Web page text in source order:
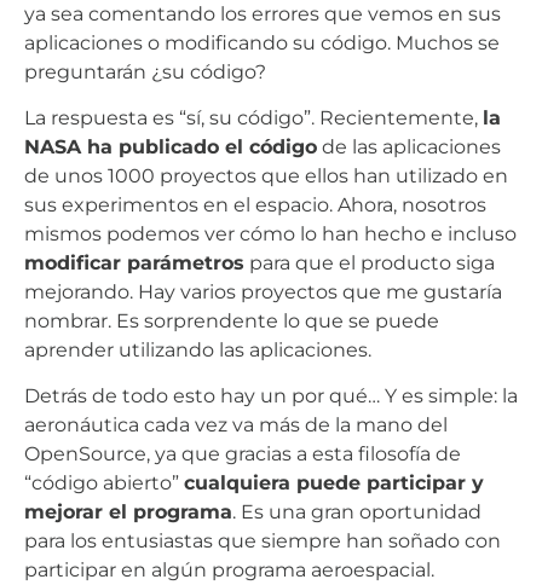
ya sea comentando los errores que vemos en sus
aplicaciones o modificando su código. Muchos se
preguntarán ¿su código?
La respuesta es “sí, su código”. Recientemente, la
NASA ha publicado el código de las aplicaciones
de unos 1000 proyectos que ellos han utilizado en
sus experimentos en el espacio. Ahora, nosotros
mismos podemos ver cómo lo han hecho e incluso
modificar parámetros para que el producto siga
mejorando. Hay varios proyectos que me gustaría
nombrar. Es sorprendente lo que se puede
aprender utilizando las aplicaciones.
Detrás de todo esto hay un por qué… Y es simple: la
aeronáutica cada vez va más de la mano del
OpenSource, ya que gracias a esta filosofía de
“código abierto” cualquiera puede participar y
mejorar el programa. Es una gran oportunidad
para los entusiastas que siempre han soñado con
participar en algún programa aeroespacial.